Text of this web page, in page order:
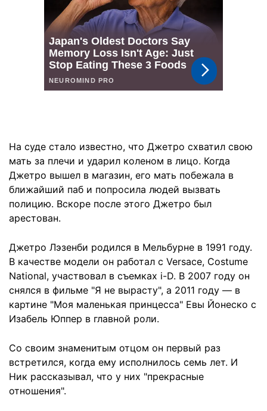
На суде стало известно, что Джетро схватил свою
мать за плечи и ударил коленом в лицо. Когда
Джетро вышел в магазин, его мать побежала в
ближайший паб и попросила людей вызвать
полицию. Вскоре после этого Джетро был
арестован.
Джетро Лэзенби родился в Мельбурне в 1991 году.
В качестве модели он работал с Versace, Costume
National, участвовал в съемках i-D. В 2007 году он
снялся в фильме "Я не вырасту", а 2011 году — в
картине "Моя маленькая принцесса" Евы Йонеско с
Изабель Юппер в главной роли.
Со своим знаменитым отцом он первый раз
встретился, когда ему исполнилось семь лет. И
Ник рассказывал, что у них "прекрасные
отношения".